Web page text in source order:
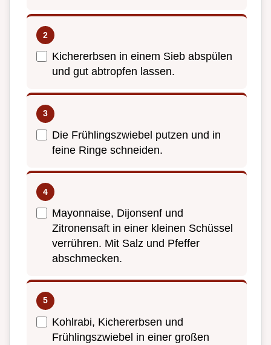
Kichererbsen in einem Sieb abspülen
und gut abtropfen lassen.
Die Frühlingszwiebel putzen und in
feine Ringe schneiden.
Mayonnaise, Dijonsenf und
Zitronensaft in einer kleinen Schüssel
verrühren. Mit Salz und Pfeffer
abschmecken.
Kohlrabi, Kichererbsen und
Frühlingszwiebel in einer großen